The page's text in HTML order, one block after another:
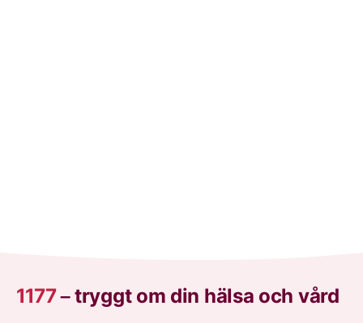
1177–tryggt om din hälsa och vård